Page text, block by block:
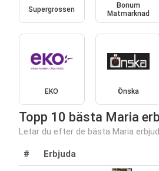
Supergrossen
Bonum
Matmarknad
EKO Önska
Topp 10 bästa Maria
Letar du efter de bästa Maria
# Erbjuda